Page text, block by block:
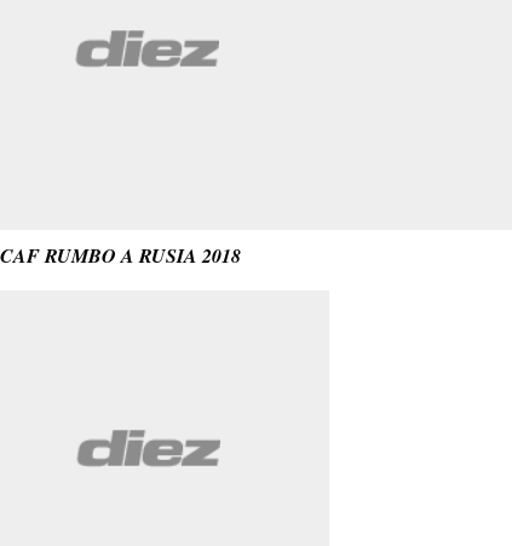
RUMBO A RUSIA 2018